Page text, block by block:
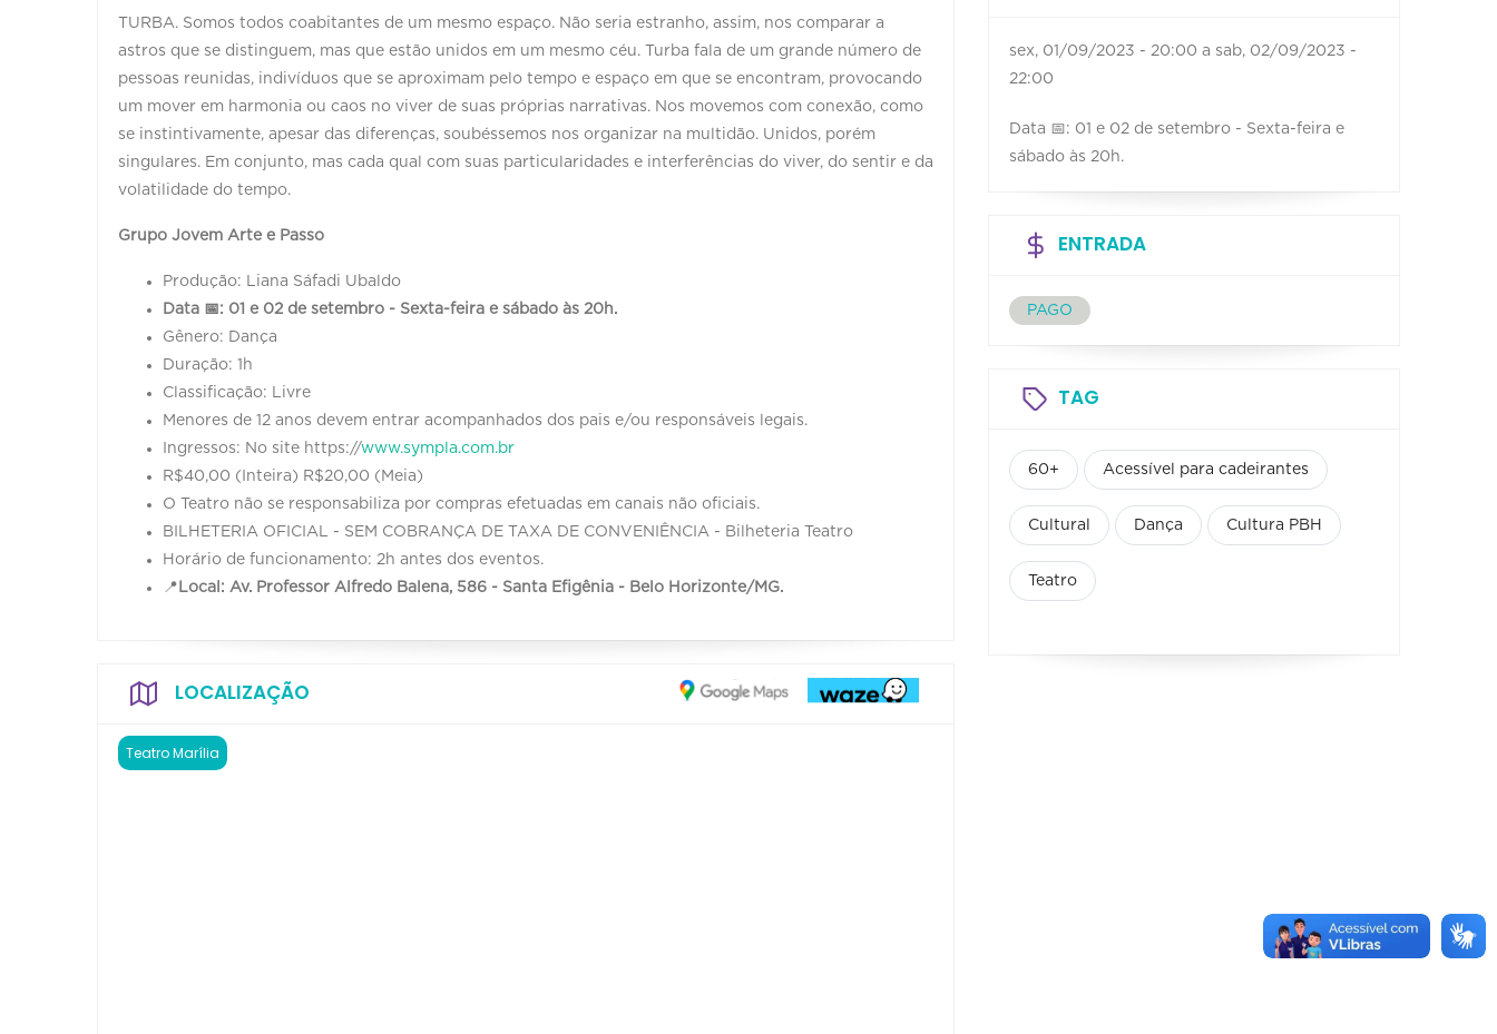
TURBA. Somos todos coabitantes de um mesmo espaço. Não seria estranho, assim, nos comparar a
astros que se distinguem, mas que estão unidos em um mesmo céu. Turba fala de um grande número de
pessoas reunidas, indivíduos que se aproximam pelo tempo e espaço em que se encontram, provocando
um mover em harmonia ou caos no viver de suas próprias narrativas. Nos movemos com conexão, como
se instintivamente, apesar das diferenças, soubéssemos nos organizar na multidão. Unidos, porém
singulares. Em conjunto, mas cada qual com suas particularidades e interferências do viver, do sentir e da
volatilidade do tempo.
Grupo Jovem Arte e Passo
Produção: Liana Sáfadi Ubaldo
Data 📅: 01 e 02 de setembro - Sexta-feira e sábado às 20h.
Gênero: Dança
Duração: 1h
Classificação: Livre
Menores de 12 anos devem entrar acompanhados dos pais e/ou responsáveis legais.
Ingressos: No site https://www.sympla.com.br
R$40,00 (Inteira) R$20,00 (Meia)
O Teatro não se responsabiliza por compras efetuadas em canais não oficiais.
BILHETERIA OFICIAL - SEM COBRANÇA DE TAXA DE CONVENIÊNCIA - Bilheteria Teatro
Horário de funcionamento: 2h antes dos eventos.
📍 Local: Av. Professor Alfredo Balena, 586 - Santa Efigênia - Belo Horizonte/MG.
LOCALIZAÇÃO
Teatro Marília
sex, 01/09/2023 - 20:00 a sab, 02/09/2023 -
22:00
Data 📅: 01 e 02 de setembro - Sexta-feira e
sábado às 20h.
ENTRADA
PAGO
TAG
60+ Acessível para cadeirantes
Cultural Dança Cultura PBH
Teatro